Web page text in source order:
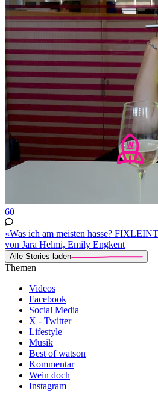
60
«Was ich am meisten hasse?
von Jara Helmi, Emily Engkent
Alle Stories laden
Themen
Videos
Facebook
Social Media
X - Twitter
Lifestyle
Musik
Best of watson
Kommentar
Wein doch
Instagram